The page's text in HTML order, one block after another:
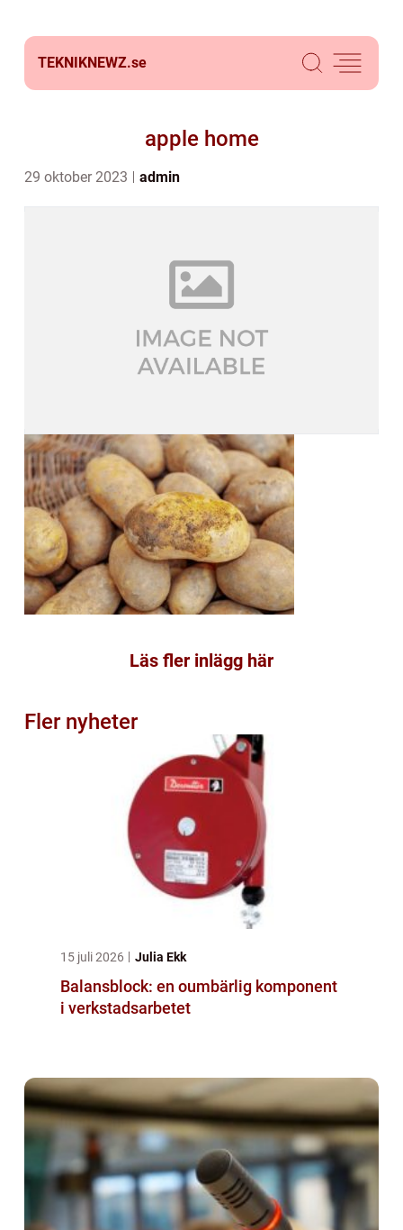
TEKNIKNEWZ.se
apple home
29 oktober 2023 admin
Läs fler inlägg här
Fler nyheter
15 juli 2026 Julia Ekk
Balansblock: en oumbärlig komponent
i verkstadsarbetet